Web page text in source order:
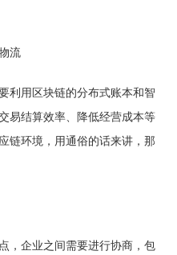
流
用区块链的分布式账本和智
易结算效率、降低经营成本等
链环境，用通俗的话来讲，那
企业之间需要进行协商，包